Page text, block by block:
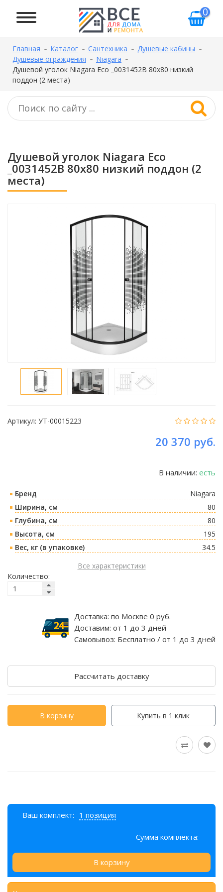
0
Главная Каталог Сантехника
Душевые кабины
Душевые ограждения
Niagara
Душевой уголок Niagara Eco _0031452B 80х80 низкий
поддон (2 места)
Душевой уголок Niagara Eco
_0031452B 80х80 низкий поддон (2
места)
Артикул: УТ-00015223
20 370 руб.
В наличии: есть
Бренд
Niagara
Ширина, см
80
Глубина, см
80
Высота, см
195
Вес, кг (в упаковке)
34.5
Все характеристики
Количество:
Доставка: по Москве 0 руб.
Доставим: от 1 до 3 дней
Самовывоз: Бесплатно / от 1 до 3 дней
Рассчитать доставку
В корзину Купить в 1 клик
Ваш комплект: 1 позиция
Сумма комплекта:
В корзину